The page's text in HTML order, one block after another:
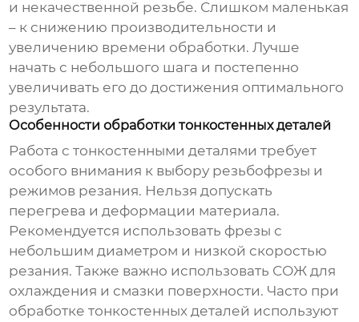
и некачественной резьбе. Слишком маленькая
– к снижению производительности и
увеличению времени обработки. Лучше
начать с небольшого шага и постепенно
увеличивать его до достижения оптимального
результата.
Особенности обработки тонкостенных деталей
Работа с тонкостенными деталями требует
особого внимания к выбору резьбофрезы и
режимов резания. Нельзя допускать
перегрева и деформации материала.
Рекомендуется использовать фрезы с
небольшим диаметром и низкой скоростью
резания. Также важно использовать СОЖ для
охлаждения и смазки поверхности. Часто при
обработке тонкостенных деталей используют